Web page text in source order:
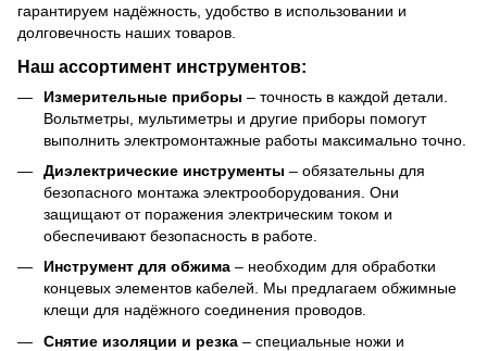
гарантируем надёжность, удобство в использовании и
долговечность наших товаров.
Наш ассортимент инструментов:
Измерительные приборы – точность в каждой детали.
Вольтметры, мультиметры и другие приборы помогут
выполнить электромонтажные работы максимально точно.
Диэлектрические инструменты – обязательны для
безопасного монтажа электрооборудования. Они
защищают от поражения электрическим током и
обеспечивают безопасность в работе.
Инструмент для обжима – необходим для обработки
концевых элементов кабелей. Мы предлагаем обжимные
клещи для надёжного соединения проводов.
Снятие изоляции и резка – специальные ножи и